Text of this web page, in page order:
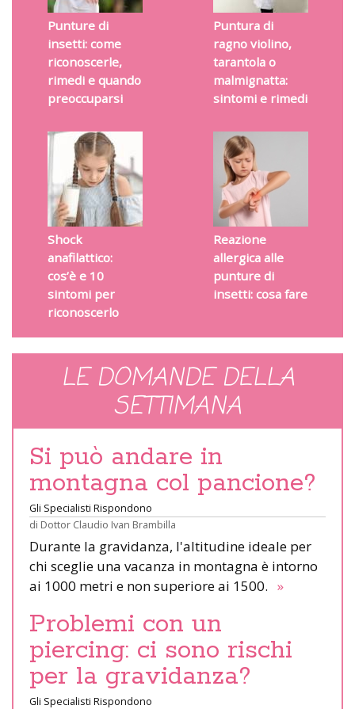
Punture di
insetti: come
riconoscerle,
rimedi e quando
preoccuparsi
Puntura di
ragno violino,
tarantola o
malmignatta:
sintomi e rimedi
Shock
anafilattico:
cos’è e 10
sintomi per
riconoscerlo
Reazione
allergica alle
punture di
insetti: cosa fare
LE DOMANDE DELLA
SETTIMANA
Si può andare in
montagna col pancione?
Gli Specialisti Rispondono
di Dottor Claudio Ivan Brambilla
Durante la gravidanza, l'altitudine ideale per
chi sceglie una vacanza in montagna è intorno
ai 1000 metri e non superiore ai 1500. »
Problemi con un
piercing: ci sono rischi
per la gravidanza?
Gli Specialisti Rispondono